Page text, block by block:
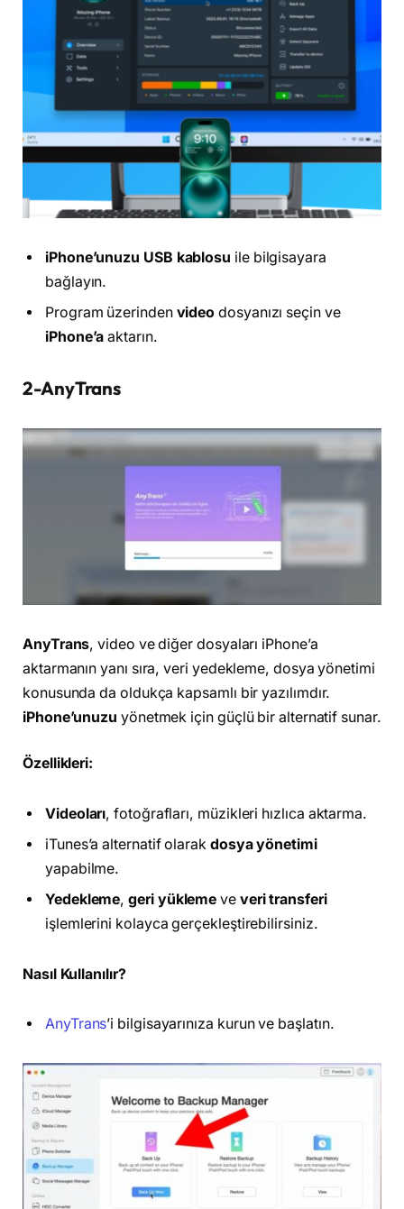
iPhone’unuzu USB kablosu ile bilgisayara
bağlayın.
Program üzerinden videodosyanızı seçin ve
iPhone’aaktarın.
2-AnyTrans
AnyTrans, video ve diğer dosyaları iPhone’a
aktarmanın yanı sıra, veri yedekleme, dosya yönetimi
konusunda da oldukça kapsamlı bir yazılımdır.
iPhone’unuzu yönetmek için güçlü bir alternatif sunar.
Özellikleri:
Videoları, fotoğrafları, müzikleri hızlıca aktarma.
iTunes’a alternatif olarak dosya yönetimi
yapabilme.
Yedekleme,geri yüklemeve veri transferi
işlemlerini kolayca gerçekleştirebilirsiniz.
Nasıl Kullanılır?
AnyTrans’i bilgisayarınıza kurun ve başlatın.